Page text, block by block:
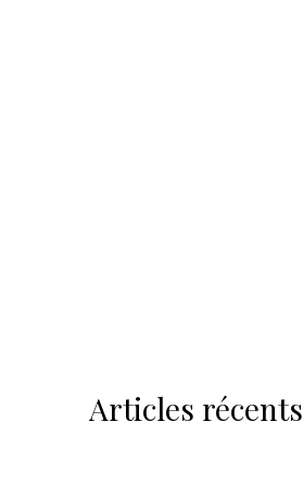
Articles récents